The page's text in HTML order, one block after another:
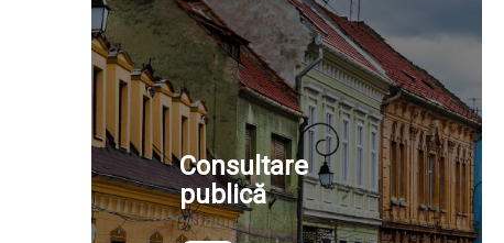
Consultare
publică